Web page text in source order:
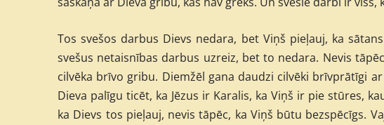
Tos svešos darbus Dievs nedara, bet Viņš pieļauj, ka
svešus netaisnības darbus uzreiz, bet to nedara. Nevis
cilvēka brīvo gribu. Diemžēl gana daudzi cilvēki brīvprātīgi
Dieva palīgu ticēt, ka Jēzus ir Karalis, ka Viņš ir pie stūres,
ka Dievs tos pieļauj, nevis tāpēc, ka Viņš būtu bezspēcīgs.